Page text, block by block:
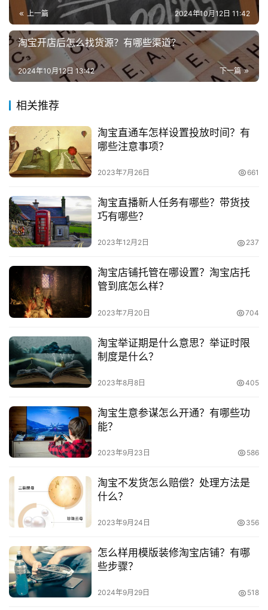
兼
职
项
目
商
创
业
业
项
目
视
频
号
宝
分
享
投稿
客服要什么能力?
1.产品掌握
客服首先要了解淘宝店铺所有产品的相关信息，比
对于自己店铺的一系列活动要做到了如指掌，当买来咨询时
2.回复时间
当买家来咨询某一产品时，一定要在第一时间回复
买家，并用专业的回答来解决买家的顾虑或者给买家推荐更
适合的产品，在话术上要柔和，多用“您”这种尊称的字眼，
让买家感觉到舒心。这样良好的态度，就会带来一定的转
化。
3.订单处理
不管买家是直接下单付款或者是通过第三方服务来
支付，作为客服要核对一下买家下单信息是否正确。虽说大
部分的买家信息都是正确的，但也不排除一些顾客想要修改
收货信息。这样不仅能给买家留下好印象，同时也能省去后
续不必要的麻烦。
中心，进入卖家中心管理。
推荐阅读：
淘宝开店认证照片怎么拍？要注意什么？
淘宝开店如何做虚拟产品？虚拟产品怎么发货？
上一篇 2024年10月12日 11:42
淘宝开店后怎么找货源？有哪些渠道？
下一篇
2024年10月12日 13:42
相关推荐
淘宝直通车怎样设置投放时间？有
哪些注意事项？
2023年7月26日 661
淘宝直播新人任务有哪些？带货技
巧有哪些？
2023年12月2日 237
淘宝店铺托管在哪设置？淘宝店托
管到底怎么样？
2023年7月20日 704
淘宝举证期是什么意思？举证时限
制度是什么？
2023年8月8日 405
淘宝生意参谋怎么开通？有哪些功
能？
2023年9月23日 586
淘宝不发货怎么赔偿？处理方法是
什么？
2023年9月24日 356
怎么样用模版装修淘宝店铺？有哪
些步骤？
2024年9月29日 518